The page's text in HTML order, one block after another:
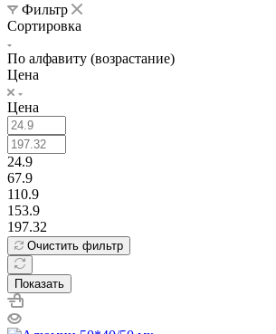
Фильтр
Сортировка
По алфавиту (возрастание)
Цена
Цена
24.9
67.9
110.9
153.9
197.32
Очистить фильтр
Показать